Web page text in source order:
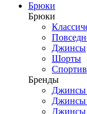
Брюки
Брюки
Джинсы
Шорты
Бренды
Джинсы
Джинсы
Джинсы